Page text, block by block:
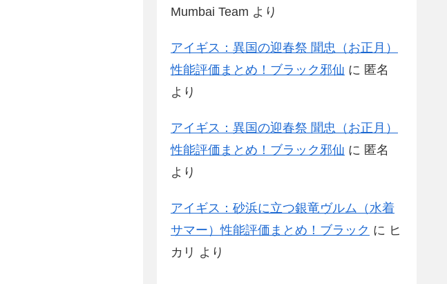
Mumbai Team より
アイギス：異国の迎春祭 聞忠（お正月）
性能評価まとめ！ブラック邪仙 に 匿名
より
アイギス：異国の迎春祭 聞忠（お正月）
性能評価まとめ！ブラック邪仙 に 匿名
より
アイギス：砂浜に立つ銀竜ヴルム（水着
サマー）性能評価まとめ！ブラック に ヒ
カリ より